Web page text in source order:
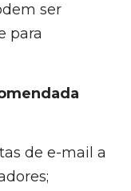
ser
para
de e-mail a